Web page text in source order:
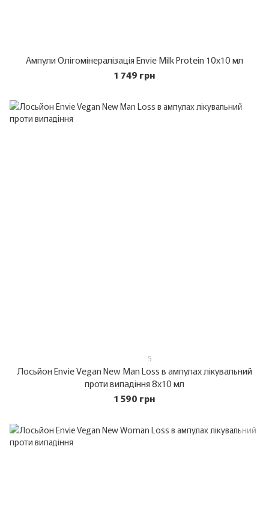
Ампули Олігомінералізація Envie Milk Protein 10х10 мл
1 749 грн
5
Лосьйон Envie Vegan New Man Loss в ампулах лікувальний
проти випадіння 8х10 мл
1 590 грн